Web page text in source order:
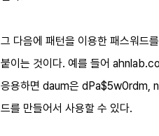
그 다음에 패턴을 이용한 패스워드
붙이는 것이다. 예를 들어
응용하면 daum은 dPa$5w0rdm,
드를 만들어서 사용할 수 있다.